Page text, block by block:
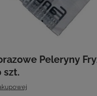
Peleryny
szt.